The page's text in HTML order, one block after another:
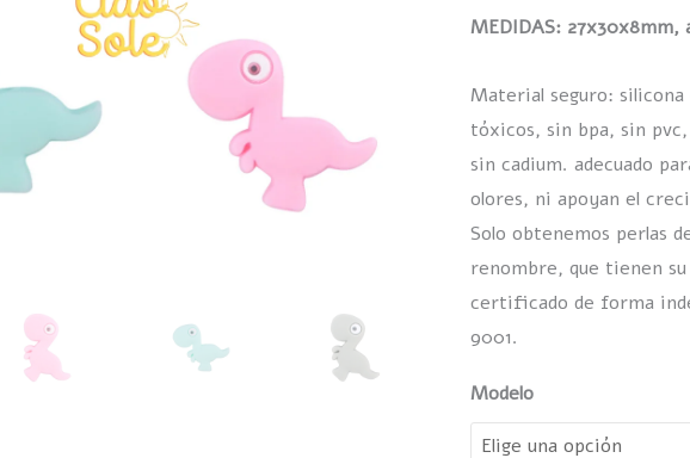
MEDIDAS: 27x30x8mm,
Material seguro:
tóxicos, sin bpa, sin
sin cadium. adecuado
olores, ni apoyan el
Solo obtenemos perlas
renombre, que tienen
certificado de forma
9001.
Modelo
(4
cantidad